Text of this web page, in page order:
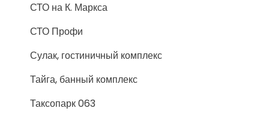
СТО на К. Маркса
СТО Профи
Сулак, гостиничный комплекс
Тайга, банный комплекс
Таксопарк 063